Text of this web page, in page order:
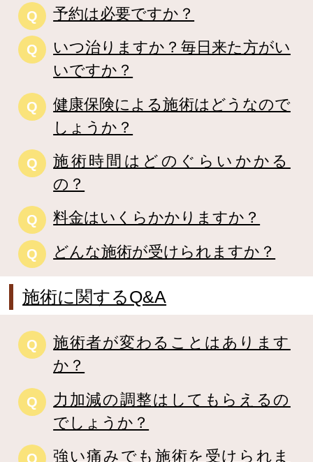
Q 予約は必要ですか？
Q
いつ治りますか？毎日来た方がい
いですか？
Q
健康保険による施術はどうなので
しょうか？
Q
施術時間はどのぐらいかかる
の？
Q 料金はいくらかかりますか？
Q どんな施術が受けられますか？
施術に関するQ&A
Q
施術者が変わることはあります
か？
Q
力加減の調整はしてもらえるの
でしょうか？
Q
強い痛みでも施術を受けられま